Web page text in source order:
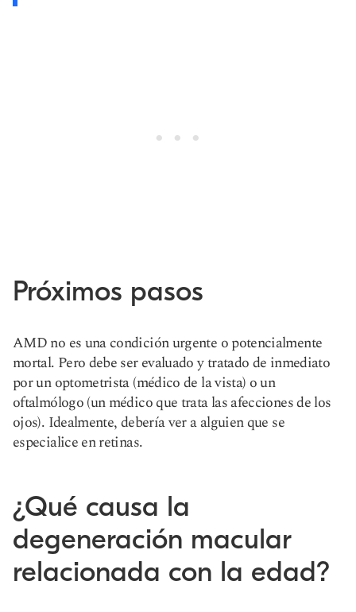
Próximos pasos
AMD no es una condición urgente o potencialmente
mortal. Pero debe ser evaluado y tratado de inmediato
por un optometrista (médico de la vista) o un
oftalmólogo (un médico que trata las afecciones de los
ojos). Idealmente, debería ver a alguien que se
especialice en retinas.
¿Qué causa la
degeneración macular
relacionada con la edad?